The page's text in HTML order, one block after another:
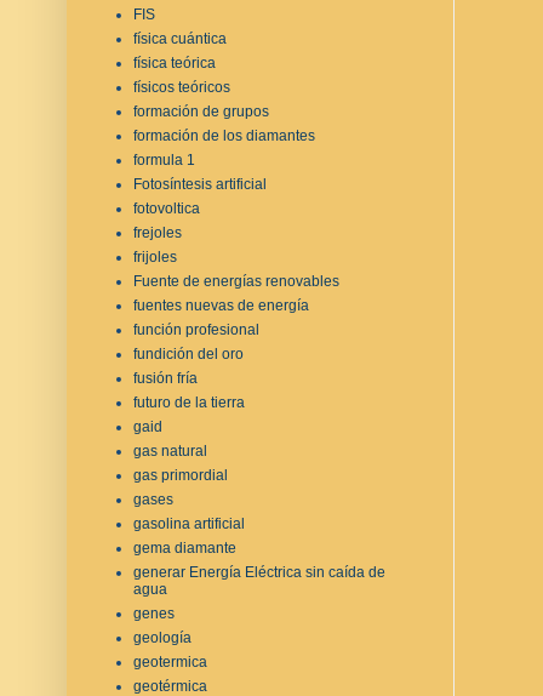
FIS
física cuántica
física teórica
físicos teóricos
formación de grupos
formación de los diamantes
formula 1
Fotosíntesis artificial
fotovoltica
frejoles
frijoles
Fuente de energías renovables
fuentes nuevas de energía
función profesional
fundición del oro
fusión fría
futuro de la tierra
gaid
gas natural
gas primordial
gases
gasolina artificial
gema diamante
generar Energía Eléctrica sin caída de
agua
genes
geología
geotermica
geotérmica